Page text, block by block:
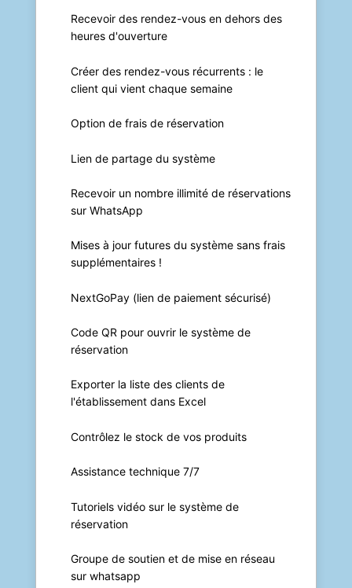
Recevoir des rendez-vous en dehors des
heures d'ouverture
Créer des rendez-vous récurrents : le
client qui vient chaque semaine
Option de frais de réservation
Lien de partage du système
Recevoir un nombre illimité de réservations
sur WhatsApp
Mises à jour futures du système sans frais
supplémentaires !
NextGoPay (lien de paiement sécurisé)
Code QR pour ouvrir le système de
réservation
Exporter la liste des clients de
l'établissement dans Excel
Contrôlez le stock de vos produits
Assistance technique 7/7
Tutoriels vidéo sur le système de
réservation
Groupe de soutien et de mise en réseau
sur whatsapp